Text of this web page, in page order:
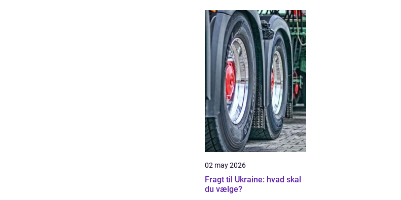
02 may 2026
Fragt til Ukraine: hvad skal
du vælge?